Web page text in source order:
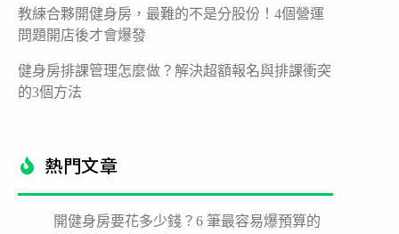
教練合夥開健身房，最難的不是分股份！4個營運
問題開店後才會爆發
健身房排課管理怎麼做？解決超額報名與排課衝突
的3個方法
熱門文章​
開健身房要花多少錢？6 筆最容易爆預算的